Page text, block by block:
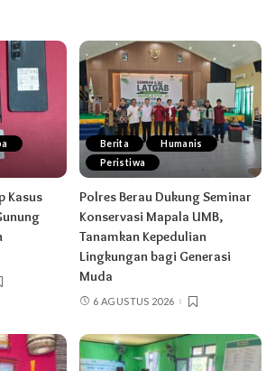
Kasus
Berita
Humanis
Peristiwa
Polres Berau Dukung Seminar
Konservasi Mapala UMB,
Tanamkan Kepedulian
Lingkungan bagi Generasi
Muda
6 AGUSTUS 2026